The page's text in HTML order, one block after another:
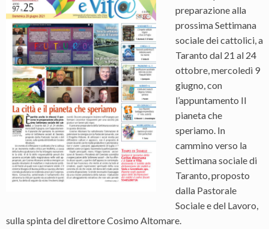
preparazione alla
prossima Settimana
sociale dei cattolici, a
Taranto dal 21 al 24
ottobre, mercoledì 9
giugno, con
l’appuntamento Il
pianeta che
speriamo. In
cammino verso la
Settimana sociale di
Taranto, proposto
dalla Pastorale
Sociale e del Lavoro,
sulla spinta del direttore Cosimo Altomare.